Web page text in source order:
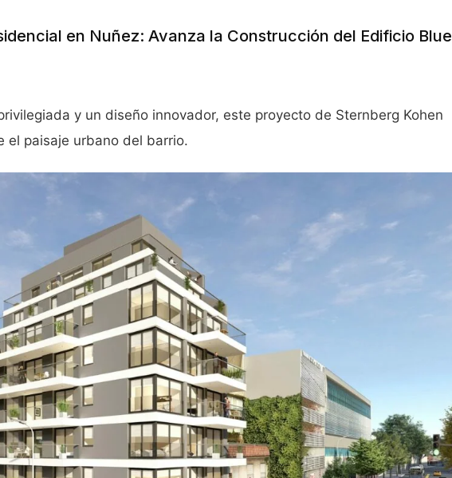
en Nuñez: Avanza la Construcción del Edificio Blue
y un diseño innovador, este proyecto de Sternberg Kohen
el paisaje urbano del barrio.